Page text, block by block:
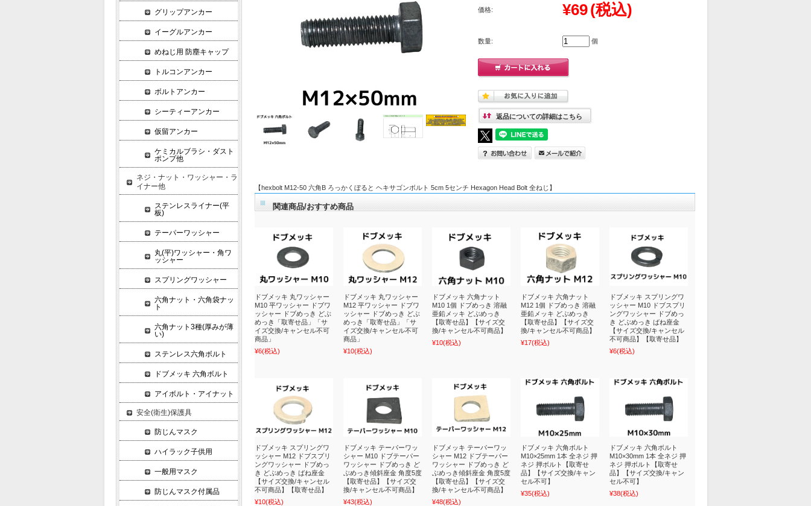
価格: ¥69(税込)
数量: 個
返品についての詳細はこちら
【hexbolt M12-50 六角B ろっかくぼると ヘキサゴンボルト 5cm 5センチ Hexagon Head Bolt 全ねじ】
関連商品/おすすめ商品
ドブメッキ 丸ワッシャー
M10 平ワッシャー ドブワ
ッシャー ドブめっき どぶ
めっき「取寄せ品」「サ
イズ交換/キャンセル不可
商品」
¥6(税込)
ドブメッキ 丸ワッシャー
M12 平ワッシャー ドブワ
ッシャー ドブめっき どぶ
めっき「取寄せ品」「サ
イズ交換/キャンセル不可
商品」
¥10(税込)
ドブメッキ 六角ナット
M10 1個 ドブめっき 溶融
亜鉛メッキ どぶめっき
【取寄せ品】【サイズ交
換/キャンセル不可商品】
¥10(税込)
ドブメッキ 六角ナット
M12 1個 ドブめっき 溶融
亜鉛メッキ どぶめっき
【取寄せ品】【サイズ交
換/キャンセル不可商品】
¥17(税込)
ドブメッキ スプリングワ
ッシャー M10 ドブスプリ
ングワッシャー ドブめっ
き どぶめっき ばね座金
【サイズ交換/キャンセル
不可商品】【取寄せ品】
¥6(税込)
ドブメッキ スプリングワ
ッシャー M12 ドブスプリ
ングワッシャー ドブめっ
き どぶめっき ばね座金
【サイズ交換/キャンセル
不可商品】【取寄せ品】
¥10(税込)
ドブメッキ テーパーワッ
シャー M10 ドブテーパー
ワッシャー ドブめっき ど
ぶめっき傾斜座金 角度5度
【取寄せ品】【サイズ交
換/キャンセル不可商品】
¥43(税込)
ドブメッキ テーパーワッ
シャー M12 ドブテーパー
ワッシャー ドブめっき ど
ぶめっき傾斜座金 角度5度
【取寄せ品】【サイズ交
換/キャンセル不可商品】
¥48(税込)
ドブメッキ 六角ボルト
M10×25mm 1本 全ネジ 押
ネジ 押ボルト【取寄せ
品】【サイズ交換/キャン
セル不可】
¥35(税込)
ドブメッキ 六角ボルト
M10×30mm 1本 全ネジ 押
ネジ 押ボルト【取寄せ
品】【サイズ交換/キャン
セル不可】
¥38(税込)
グリップアンカー
イーグルアンカー
めねじ用 防塵キャップ
トルコンアンカー
ボルトアンカー
シーティーアンカー
仮留アンカー
ケミカルブラシ・ダスト
ポンプ他
ネジ・ナット・ワッシャー・ラ
イナー他
ステンレスライナー(平
板)
テーパーワッシャー
丸(平)ワッシャー・角ワ
ッシャー
スプリングワッシャー
六角ナット・六角袋ナッ
ト
六角ナット3種(厚みが薄
い)
ステンレス六角ボルト
ドブメッキ 六角ボルト
アイボルト・アイナット
安全(衛生)保護具
防じんマスク
ハイラック子供用
一般用マスク
防じんマスク付属品